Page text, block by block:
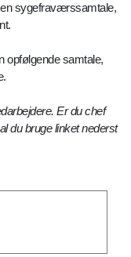
en sygefraværssamtale,
opfølgende samtale,
Er du chef
du bruge linket nederst